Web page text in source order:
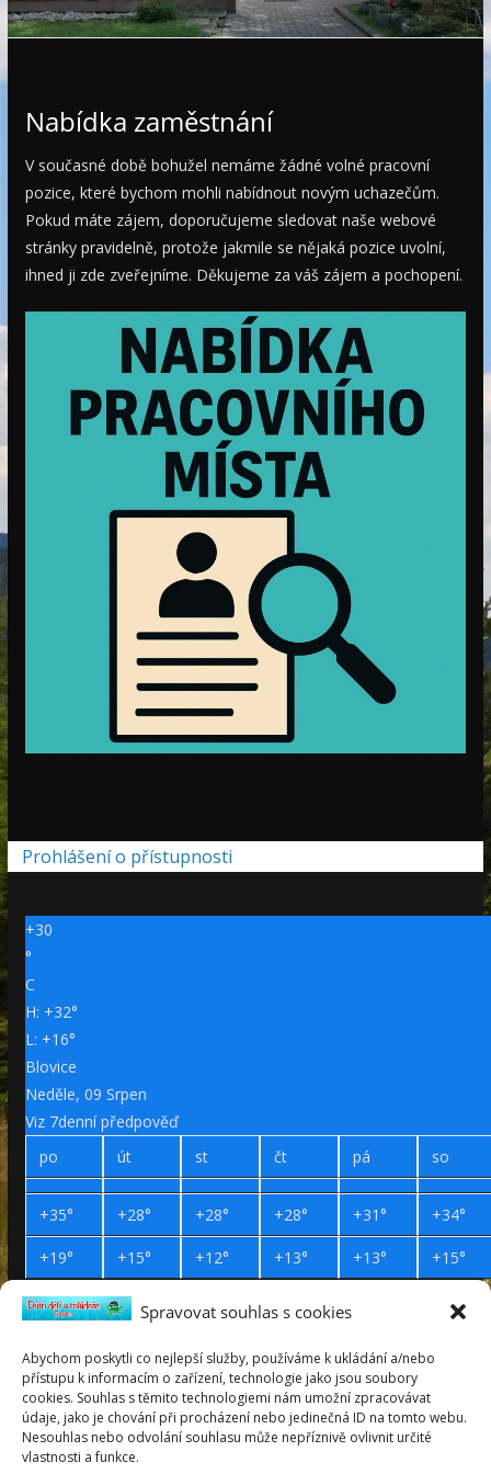
Spravovat souhlas s cookies
Abychom poskytli co nejlepší služby, používáme k ukládání a/nebo
přístupu k informacím o zařízení, technologie jako jsou soubory
cookies. Souhlas s těmito technologiemi nám umožní zpracovávat
údaje, jako je chování při procházení nebo jedinečná ID na tomto webu.
Nesouhlas nebo odvolání souhlasu může nepříznivě ovlivnit určité
vlastnosti a funkce.
e
Nabídka zaměstnání
V současné době bohužel nemáme žádné volné pracovní
pozice, které bychom mohli nabídnout novým uchazečům.
Pokud máte zájem, doporučujeme sledovat naše webové
stránky pravidelně, protože jakmile se nějaká pozice uvolní,
ihned ji zde zveřejníme. Děkujeme za váš zájem a pochopení.
Prohlášení o přístupnosti
+30
°
C
H: +32°
L: +16°
Blovice
Neděle, 09 Srpen
Viz 7denní předpověď
po
út st čt pá so
+35° +28° +28° +28° +31° +34°
+19° +15° +12° +13° +13° +15°
Prohlášení o přístupnosti
neděle
9
srpen
2026